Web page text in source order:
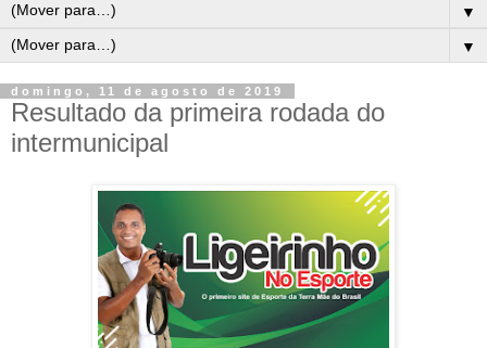
▼
▼
domingo, 11 de agosto de 2019
Resultado da primeira rodada do
intermunicipal